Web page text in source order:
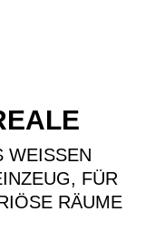
M
FÜR K
RÄUME